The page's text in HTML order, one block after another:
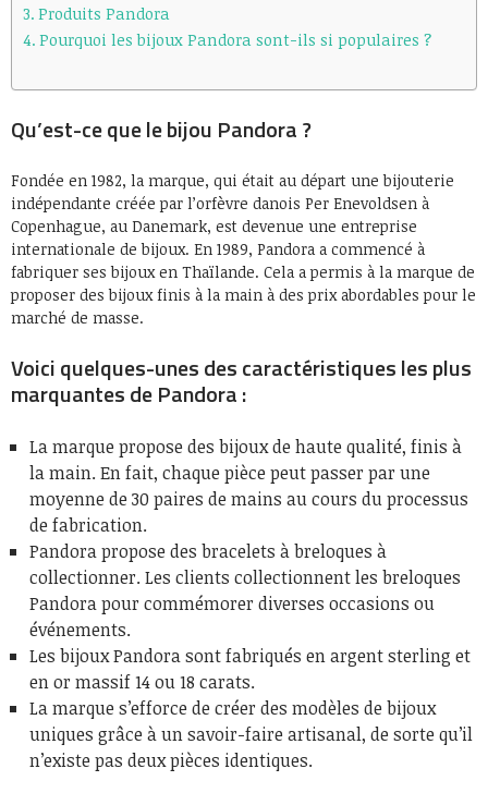
Produits Pandora
Pourquoi les bijoux Pandora sont-ils si populaires ?
Qu’est-ce que le bijou Pandora ?
Fondée en 1982, la marque, qui était au départ une bijouterie
indépendante créée par l’orfèvre danois Per Enevoldsen à
Copenhague, au Danemark, est devenue une entreprise
internationale de bijoux. En 1989, Pandora a commencé à
fabriquer ses bijoux en Thaïlande. Cela a permis à la marque de
proposer des bijoux finis à la main à des prix abordables pour le
marché de masse.
Voici quelques-unes des caractéristiques les plus
marquantes de Pandora :
La marque propose des bijoux de haute qualité, finis à
la main. En fait, chaque pièce peut passer par une
moyenne de 30 paires de mains au cours du processus
de fabrication.
Pandora propose des bracelets à breloques à
collectionner. Les clients collectionnent les breloques
Pandora pour commémorer diverses occasions ou
événements.
Les bijoux Pandora sont fabriqués en argent sterling et
en or massif 14 ou 18 carats.
La marque s’efforce de créer des modèles de bijoux
uniques grâce à un savoir-faire artisanal, de sorte qu’il
n’existe pas deux pièces identiques.